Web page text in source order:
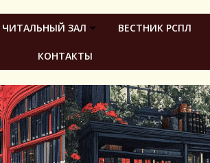
ЧИТАЛЬНЫЙ ЗАЛ ВЕСТНИК РСПЛ
КОНТАКТЫ